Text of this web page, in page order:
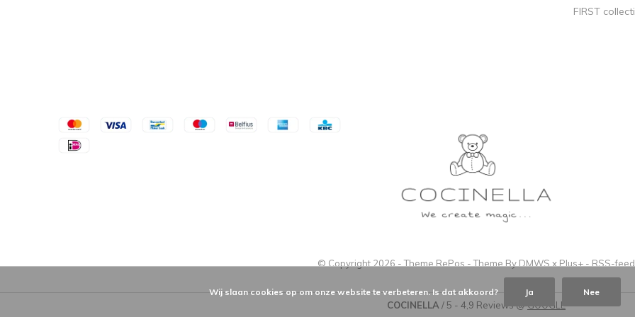
FIRST
© Copyright 2026 - Theme RePos - Theme By DMWS x Plus+ - RSS-feed
COCINELLA / 5 - 4,9 Reviews @GOOGLE
Wij slaan cookies op om onze website te verbeteren. Is dat akkoord? Ja Nee